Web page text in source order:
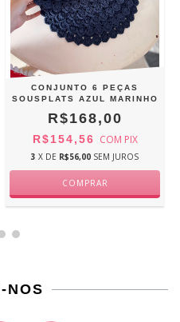
CONJUNTO 6 PEÇAS
SOUSPLATS AZUL MARINHO
R$168,00
R$154,56 COM PIX
3 X DE R$56,00 SEM JUROS
NOS